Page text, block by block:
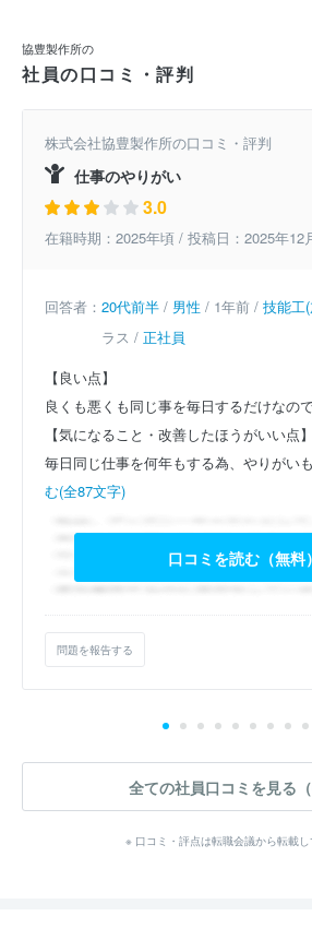
協豊製作所の
社員の口コミ・評判
株式会社協豊製作所の口コミ・評判
仕事のやりがい
3.0
在籍時期：2025年頃 / 投稿日：2025年12
回答者： 20代前半 / 男性 / 1年前 / 技能工
ラス / 正社員
【良い点】
良くも悪くも同じ事を毎日するだけなの
【気になること・改善したほうがいい点】
毎日同じ仕事を何年もする為、やりがい
む(全87文字)
口コミを読む（無料）
問題を報告する
全ての社員口コミを見る（
※ 口コミ・評点は転職会議から転載し